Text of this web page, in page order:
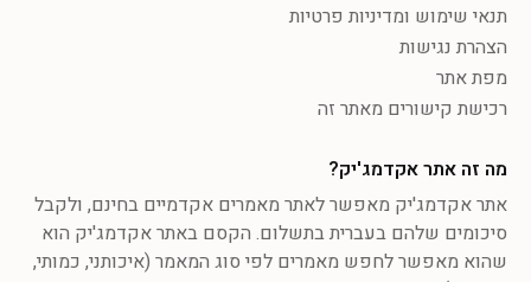
תנאי שימוש ומדיניות פרטיות
הצהרת נגישות
מפת אתר
רכישת קישורים מאתר זה
מה זה אתר אקדמג'יק?
אתר אקדמג'יק מאפשר לאתר מאמרים אקדמיים בחינם, ולקבל
סיכומים שלהם בעברית בתשלום. הקסם באתר אקדמג'יק הוא
שהוא מאפשר לחפש מאמרים לפי סוג המאמר (איכותני, כמותי,